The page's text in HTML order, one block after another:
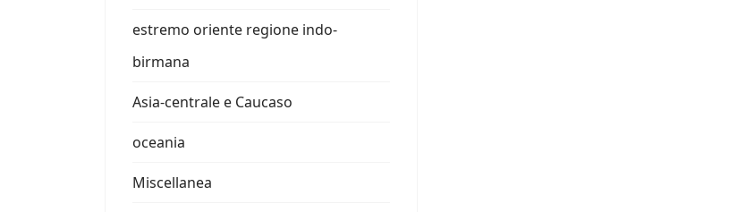
estremo oriente regione indo-
birmana
Asia-centrale e Caucaso
oceania
Miscellanea